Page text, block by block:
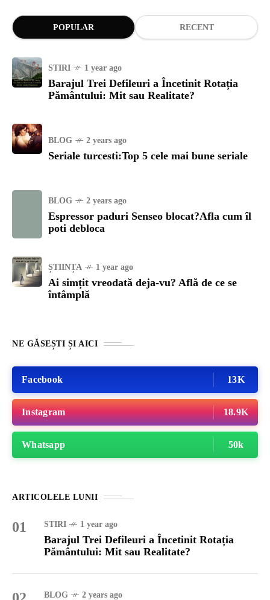
POPULAR RECENT
STIRI 1 year ago
Barajul Trei Defileuri a Încetinit Rotația
Pământului: Mit sau Realitate?
BLOG 2 years ago
Seriale turcesti:Top 5 cele mai bune seriale
BLOG 2 years ago
Espressor paduri Senseo blocat?Afla cum îl
poti debloca
ȘTIINȚA 1 year ago
Ai simțit vreodată deja-vu? Află de ce se
întâmplă
NE GĂSEȘTI ȘI AICI
Facebook 13K
Instagram 18.9K
Whatsapp 50k
ARTICOLELE LUNII
01 STIRI 1 year ago
Barajul Trei Defileuri a Încetinit Rotația
Pământului: Mit sau Realitate?
BLOG 2 years ago